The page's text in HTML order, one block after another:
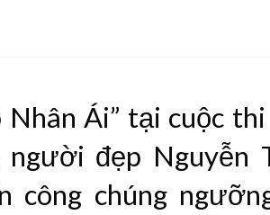
Ái” tại cuộc thi
đẹp Nguyễn
công chúng